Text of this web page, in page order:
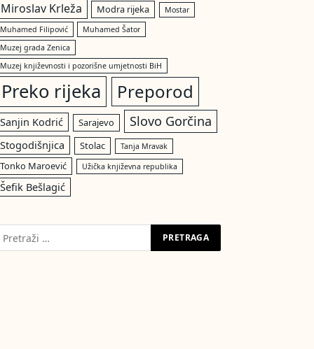
Miroslav Krleža Modra rijeka
Mostar
Muhamed Filipović
Muhamed Šator
Muzej grada Zenica
Muzej književnosti i pozorišne umjetnosti BiH
Preko rijeka Preporod
Sanjin Kodrić Sarajevo Slovo Gorčina
Stogodišnjica Stolac Tanja Mravak
Tonko Maroević Užička književna republika
Šefik Bešlagić